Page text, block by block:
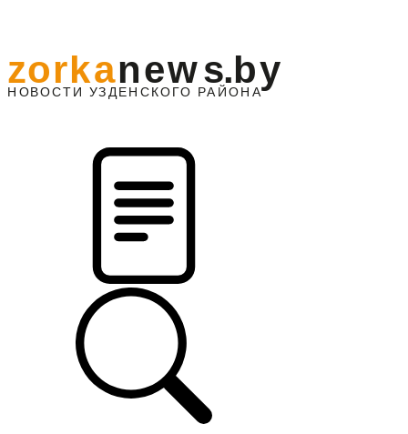
НО ВОСТИ УЗДЕНС КО ГО РАЙОНА
zorkanews.by